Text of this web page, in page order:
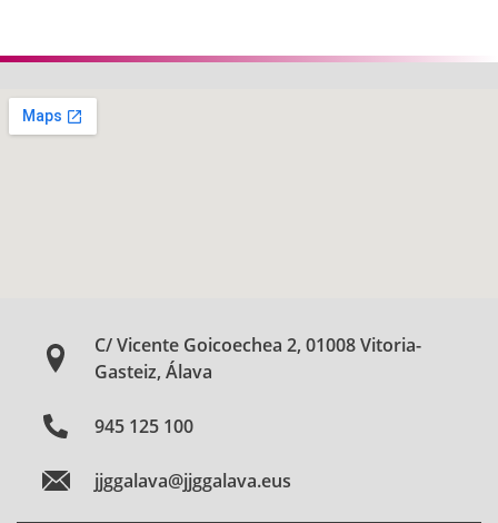
C/ Vicente Goicoechea 2, 01008 Vitoria-
Gasteiz, Álava
945 125 100
jjggalava@jjggalava.eus